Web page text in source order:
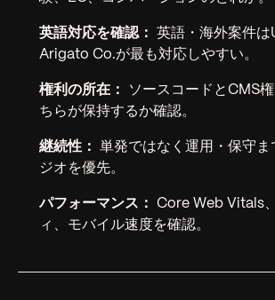
英語対応を確認：
英語・海外案件
Arigato Co.が最も対応しやすい。
権利の所在：
ソースコードとCMS
ちらが保持するか確認。
継続性：
単発ではなく運用・保守ま
ジオを優先。
パフォーマンス：
Core Web Vitals
ィ、モバイル速度を確認。